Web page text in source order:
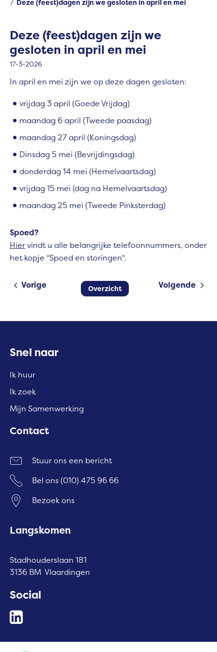
Deze (feest)dagen zijn we gesloten in april en mei
Deze (feest)dagen zijn we
gesloten in april en mei
17-3-2026
In april en mei zijn we op deze dagen gesloten:
vrijdag 3 april (Goede Vrijdag)
maandag 6 april (Tweede paasdag)
maandag 27 april (Koningsdag)
Dinsdag 5 mei (Bevrijdingsdag)
donderdag 14 mei (Hemelvaartsdag)
vrijdag 15 mei (dag na Hemelvaartsdag)
maandag 25 mei (Tweede Pinksterdag)
Spoed?
Hiervindt u alle belangrijke telefoonnummers, onder
het kopje "Spoed en storingen".
Volgende
Overzicht
Vorige
Contactinformatie
Snel naar
Ik huur
Ik zoek
Mijn Samenwerking
Contact
Stuur ons een bericht
Bel ons(010) 475 96 66
Bezoek ons
Langskomen
Stadhouderslaan 181
3136 BM Vlaardingen
Social